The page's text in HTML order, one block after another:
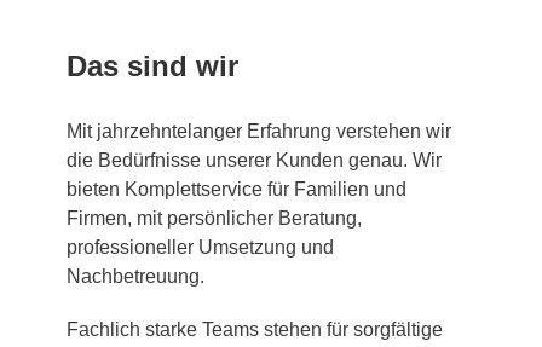
Das sind wir
Mit jahrzehntelanger Erfahrung verstehen wir
die Bedürfnisse unserer Kunden genau. Wir
bieten Komplettservice für Familien und
Firmen, mit persönlicher Beratung,
professioneller Umsetzung und
Nachbetreuung.
Fachlich starke Teams stehen für sorgfältige